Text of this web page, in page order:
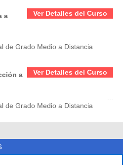
Ver Detalles del Curso
a
de Grado Medio a Distancia
Ver Detalles del Curso
a
de Grado Medio a Distancia